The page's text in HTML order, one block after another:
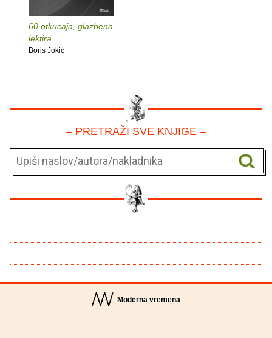
60 otkucaja, glazbena
lektira
Boris Jokić
– PRETRAŽI SVE KNJIGE –
Moderna vremena